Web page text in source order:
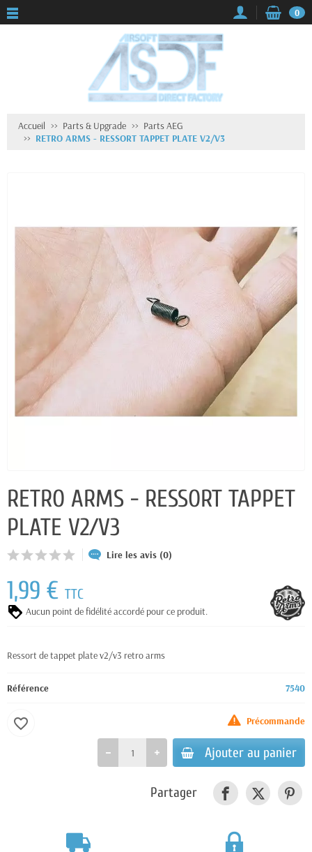
0
Accueil Parts & Upgrade
Parts AEG
RETRO ARMS - RESSORT TAPPET PLATE V2/V3
RETRO ARMS - RESSORT TAPPET
PLATE V2/V3
Lire les avis (0)
1,99 € TTC
Aucun point de fidélité accordé pour ce produit.
Ressort de tappet plate v2/v3 retro arms
Référence 7540
Précommande
Ajouter au panier
favorite_border
Partager